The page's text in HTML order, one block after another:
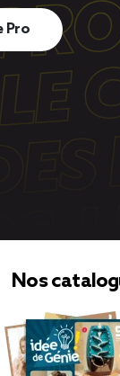
Pro
Nos